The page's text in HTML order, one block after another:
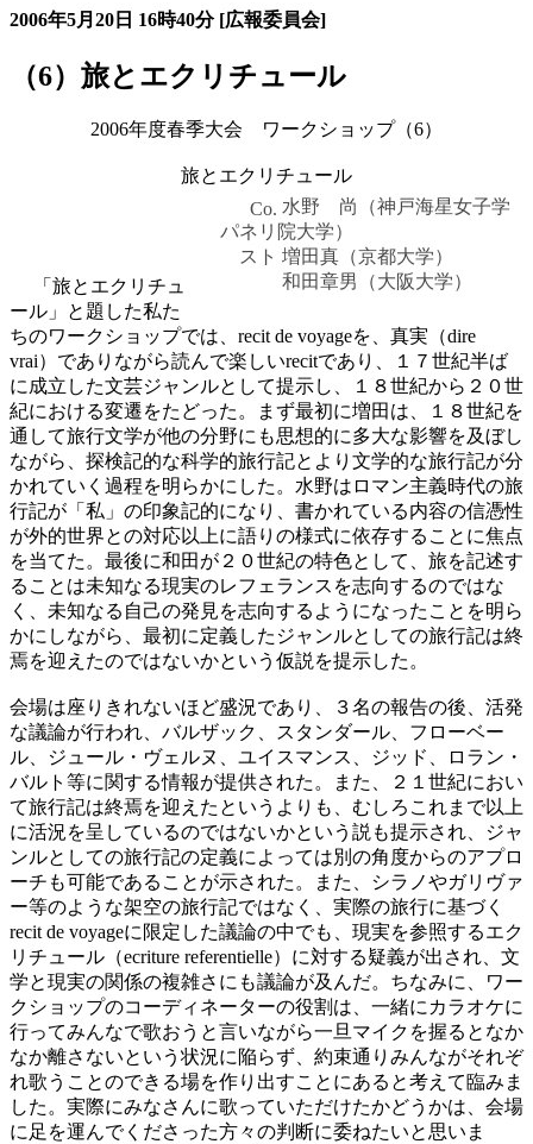
2006年5月20日 16時40分 [広報委員会]
（6）旅とエクリチュール
2006年度春季大会 ワークショップ（6）
旅とエクリチュール
Co.
パネリ
スト
水野 尚（神戸海星女子学
院大学）
増田真（京都大学）
和田章男（大阪大学）
「旅とエクリチュ
ール」と題した私た
ちのワークショップでは、recit de voyageを、真実（dire
vrai）でありながら読んで楽しいrecitであり、１７世紀半ば
に成立した文芸ジャンルとして提示し、１８世紀から２０世
紀における変遷をたどった。まず最初に増田は、１８世紀を
通して旅行文学が他の分野にも思想的に多大な影響を及ぼし
ながら、探検記的な科学的旅行記とより文学的な旅行記が分
かれていく過程を明らかにした。水野はロマン主義時代の旅
行記が「私」の印象記的になり、書かれている内容の信憑性
が外的世界との対応以上に語りの様式に依存することに焦点
を当てた。最後に和田が２０世紀の特色として、旅を記述す
ることは未知なる現実のレフェランスを志向するのではな
く、未知なる自己の発見を志向するようになったことを明ら
かにしながら、最初に定義したジャンルとしての旅行記は終
焉を迎えたのではないかという仮説を提示した。
会場は座りきれないほど盛況であり、３名の報告の後、活発
な議論が行われ、バルザック、スタンダール、フローベー
ル、ジュール・ヴェルヌ、ユイスマンス、ジッド、ロラン・
バルト等に関する情報が提供された。また、２１世紀におい
て旅行記は終焉を迎えたというよりも、むしろこれまで以上
に活況を呈しているのではないかという説も提示され、ジャ
ンルとしての旅行記の定義によっては別の角度からのアプロ
ーチも可能であることが示された。また、シラノやガリヴァ
ー等のような架空の旅行記ではなく、実際の旅行に基づく
recit de voyageに限定した議論の中でも、現実を参照するエク
リチュール（ecriture referentielle）に対する疑義が出され、文
学と現実の関係の複雑さにも議論が及んだ。ちなみに、ワー
クショップのコーディネーターの役割は、一緒にカラオケに
行ってみんなで歌おうと言いながら一旦マイクを握るとなか
なか離さないという状況に陥らず、約束通りみんながそれぞ
れ歌うことのできる場を作り出すことにあると考えて臨みま
した。実際にみなさんに歌っていただけたかどうかは、会場
に足を運んでくださった方々の判断に委ねたいと思いま